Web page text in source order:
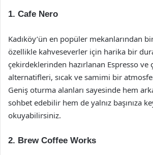
1. Cafe Nero
Kadıköy’ün en popüler mekanlarından
özellikle kahveseverler için harika bir
çekirdeklerinden hazırlanan Espresso ve
alternatifleri, sıcak ve samimi bir
Geniş oturma alanları sayesinde hem
sohbet edebilir hem de yalnız başınıza
okuyabilirsiniz.
2. Brew Coffee Works